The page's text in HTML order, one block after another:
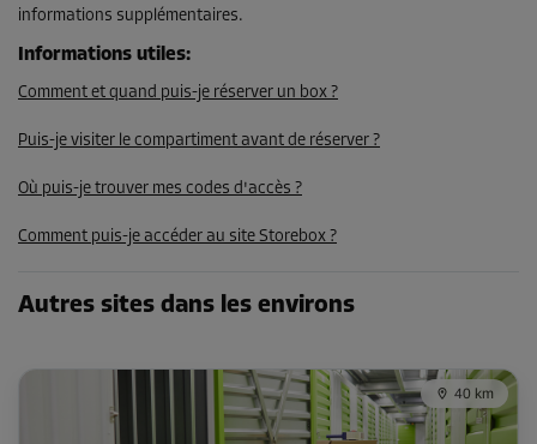
informations supplémentaires.
Informations utiles:
Comment et quand puis-je réserver un box ?
Puis-je visiter le compartiment avant de réserver ?
Où puis-je trouver mes codes d'accès ?
Comment puis-je accéder au site Storebox ?
Autres sites dans les environs
40 km